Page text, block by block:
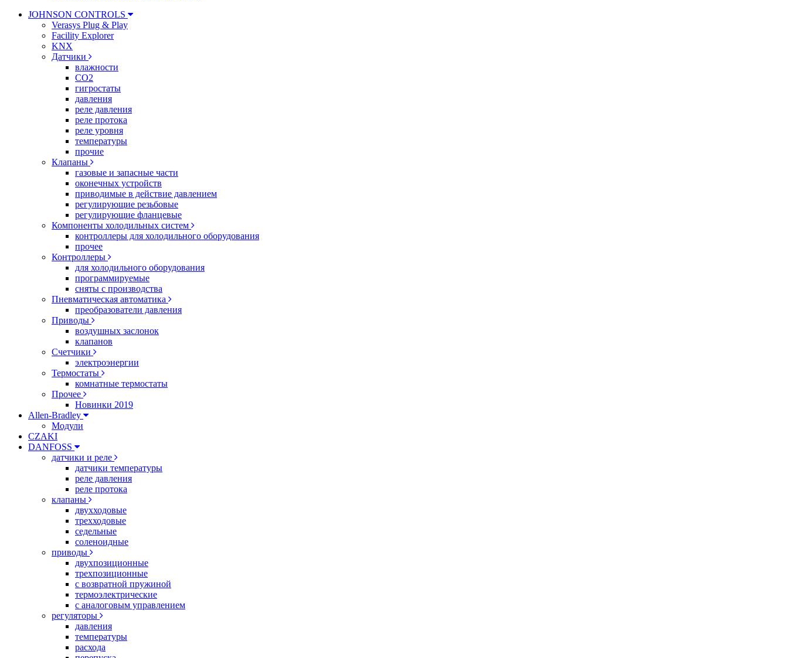
JOHNSON CONTROLS
Verasys Plug & Play
Facility Explorer
KNX
Датчики
влажности
CO2
гигростаты
давления
реле давления
реле протока
реле уровня
температуры
прочие
Клапаны
газовые и запасные части
оконечных устройств
приводимые в действие давлением
регулирующие резьбовые
регулирующие фланцевые
Компоненты холодильных систем
контроллеры для холодильного оборудования
прочее
Контроллеры
для холодильного оборудования
программируемые
сняты с производства
Пневматическая автоматика
преобразователи давления
Приводы
воздушных заслонок
клапанов
Счетчики
электроэнергии
Термостаты
комнатные термостаты
Прочее
Новинки 2019
Allen-Bradley
Модули
CZAKI
DANFOSS
датчики и реле
датчики температуры
реле давления
реле протока
клапаны
двухходовые
трехходовые
седельные
соленоидные
приводы
двухпозиционные
трехпозиционные
с возвратной пружиной
термоэлектрические
с аналоговым управлением
регуляторы
давления
температуры
расхода